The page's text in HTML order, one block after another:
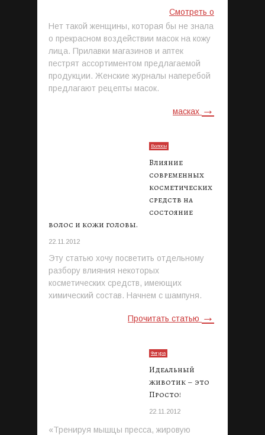
Нет такой женщины, которая бы не знала
о прекрасном воздействии масок на кожу
лица. Прилавки магазинов и аптек
пестрят ассортиментом предлагаемой
продукции. Женские журналы наперебой
предлагают рецепты масок.
Смотреть о
масках →
Волосы
Влияние
современных
косметических
средств на
состояние
волос и кожи головы.
22.11.2012
Эту статью хочу посветить отдельному
разбору влияния некоторых
косметических средств, имеющих
химический состав. Начнем с шампуня.
Прочитать статью →
Фигура
Идеальный
животик – это
Просто!
22.11.2012
«Тренируя мышцы пресса, жировую